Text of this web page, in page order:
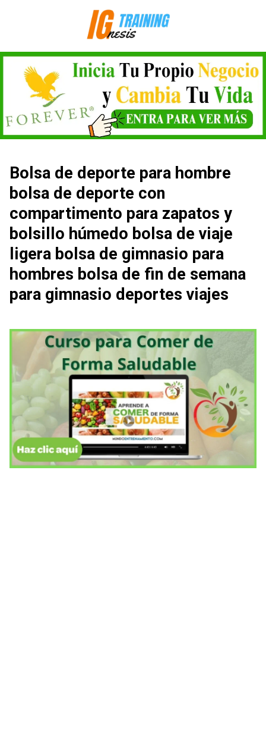
Bolsa de deporte para hombre
bolsa de deporte con
compartimento para zapatos y
bolsillo húmedo bolsa de viaje
ligera bolsa de gimnasio para
hombres bolsa de fin de semana
para gimnasio deportes viajes